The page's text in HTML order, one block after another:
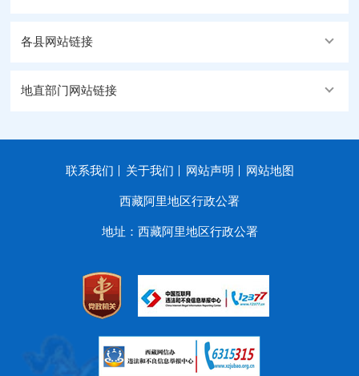
各县网站链接
地直部门网站链接
联系我们 关于我们 网站声明 网站地图
西藏阿里地区行政公署
地址：西藏阿里地区行政公署